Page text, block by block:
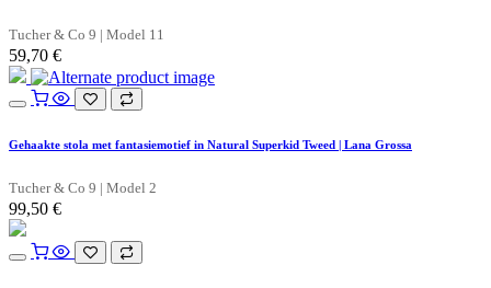
Tucher & Co 9 | Model 11
59,70 €
Gehaakte stola met fantasiemotief in Natural Superkid Tweed | Lana Grossa
Tucher & Co 9 | Model 2
99,50 €